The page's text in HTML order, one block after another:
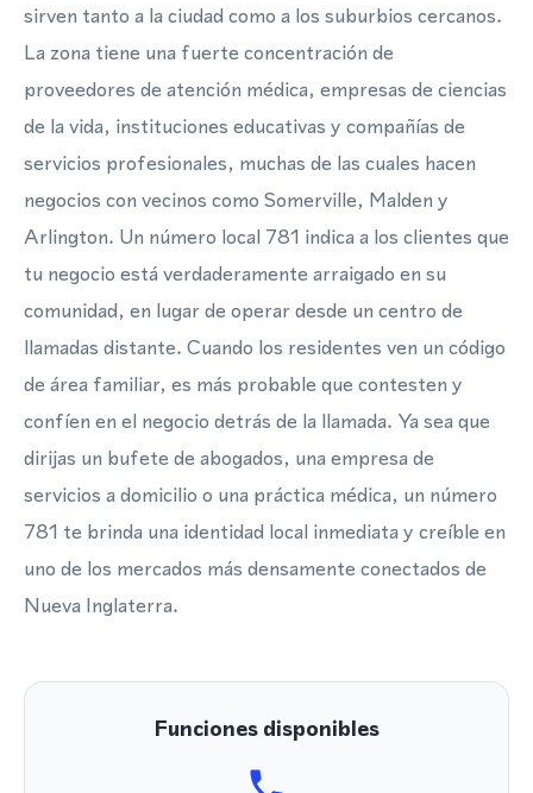
sirven tanto a la ciudad como a los suburbios cercanos.
La zona tiene una fuerte concentración de
proveedores de atención médica, empresas de ciencias
de la vida, instituciones educativas y compañías de
servicios profesionales, muchas de las cuales hacen
negocios con vecinos como Somerville, Malden y
Arlington. Un número local 781 indica a los clientes que
tu negocio está verdaderamente arraigado en su
comunidad, en lugar de operar desde un centro de
llamadas distante. Cuando los residentes ven un código
de área familiar, es más probable que contesten y
confíen en el negocio detrás de la llamada. Ya sea que
dirijas un bufete de abogados, una empresa de
servicios a domicilio o una práctica médica, un número
781 te brinda una identidad local inmediata y creíble en
uno de los mercados más densamente conectados de
Nueva Inglaterra.
Funciones disponibles